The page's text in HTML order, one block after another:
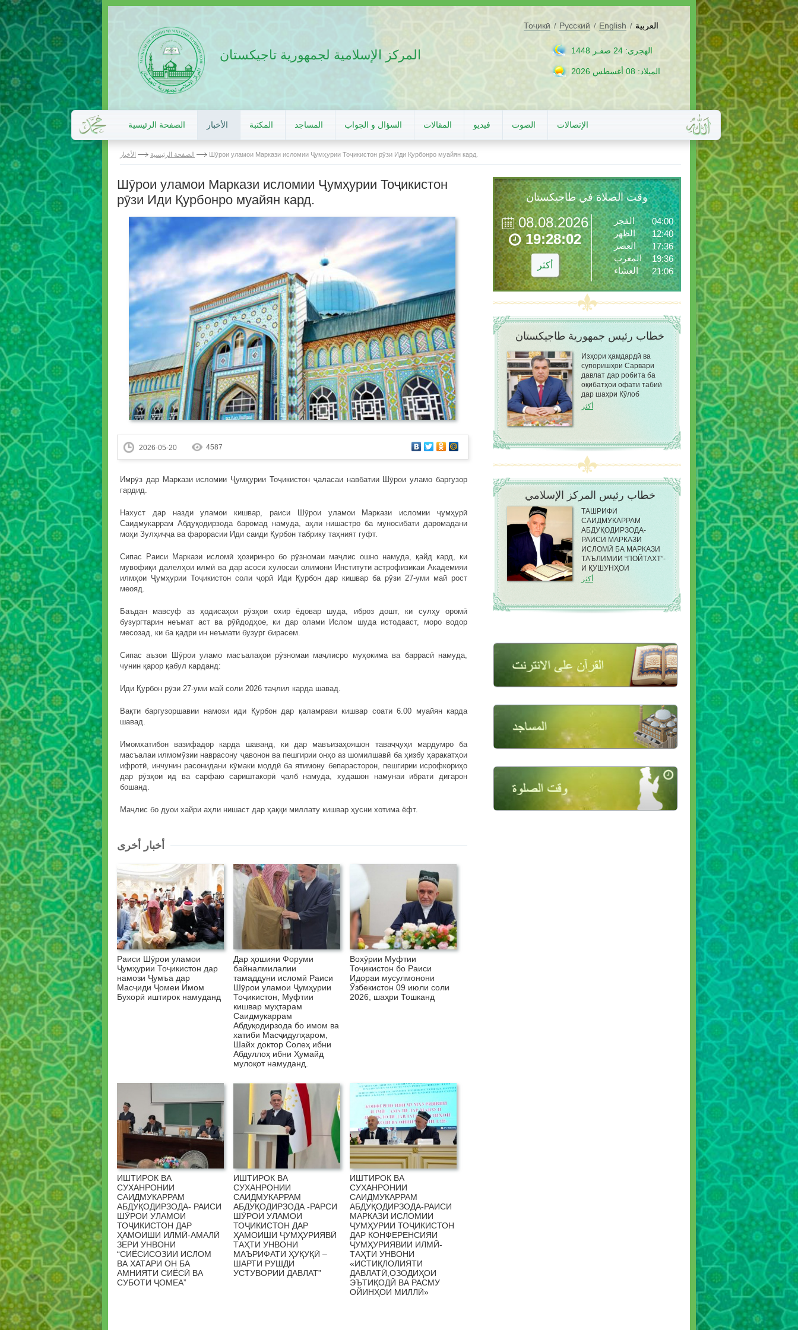
المركز الإسلامية لجمهورية تاجيكستان
Тоҷикӣ / Русский / English / العربية
الهجرى: 24 صفـر 1448
الميلاد: 08 أغسطس 2026
الصفحة الرئيسية الأخبار المكتبة المساجد السؤال و الجواب المقالات فيديو الصوت الإتصالات
الصفحة الرئيسية الأخبار Шӯрои уламои Маркази исломии Ҷумҳурии Тоҷикистон рӯзи Иди Қурбонро муайян кард.
Шӯрои уламои Маркази исломии Ҷумҳурии Тоҷикистон
рӯзи Иди Қурбонро муайян кард.
2026-05-20 4587
Имрӯз дар Маркази исломии Ҷумҳурии Тоҷикистон ҷаласаи навбатии Шӯрои уламо баргузор
гардид.
Нахуст дар назди уламои кишвар, раиси Шӯрои уламои Маркази исломии ҷумҳурӣ
Саидмукаррам Абдуқодирзода баромад намуда, аҳли нишастро ба муносибати даромадани
моҳи Зулҳиҷҷа ва фарорасии Иди саиди Қурбон табрику таҳният гуфт.
Сипас Раиси Маркази исломӣ ҳозиринро бо рӯзномаи маҷлис ошно намуда, қайд кард, ки
мувофиқи далелҳои илмӣ ва дар асоси хулосаи олимони Институти астрофизикаи Академияи
илмҳои Ҷумҳурии Тоҷикистон соли ҷорӣ Иди Қурбон дар кишвар ба рӯзи 27-уми май рост
меояд.
Баъдан мавсуф аз ҳодисаҳои рӯзҳои охир ёдовар шуда, иброз дошт, ки сулҳу оромӣ
бузургтарин неъмат аст ва рӯйдодҳое, ки дар олами Ислом шуда истодааст, моро водор
месозад, ки ба қадри ин неъмати бузург бирасем.
Сипас аъзои Шӯрои уламо масъалаҳои рӯзномаи маҷлисро муҳокима ва баррасӣ намуда,
чунин қарор қабул карданд:
Иди Қурбон рӯзи 27-уми май соли 2026 таҷлил карда шавад.
Вақти баргузоршавии намози иди Қурбон дар қаламрави кишвар соати 6.00 муайян карда
шавад.
Имомхатибон вазифадор карда шаванд, ки дар мавъизаҳояшон таваҷҷуҳи мардумро ба
масъалаи илмомӯзии наврасону ҷавонон ва пешгирии онҳо аз шомилшавӣ ба ҳизбу ҳаракатҳои
ифротӣ, инчунин расонидани кӯмаки моддӣ ба ятимону бепарасторон, пешгирии исрофкориҳо
дар рӯзҳои ид ва сарфаю сариштакорӣ ҷалб намуда, худашон намунаи ибрати дигарон
бошанд.
Маҷлис бо дуои хайри аҳли нишаст дар ҳаққи миллату кишвар ҳусни хотима ёфт.
أخبار أخرى
Раиси Шӯрои уламои
Ҷумҳурии Тоҷикистон дар
намози Ҷумъа дар
Масҷиди Ҷомеи Имом
Бухорӣ иштирок намуданд
Дар ҳошияи Форуми
байналмилалии
тамаддуни исломӣ Раиси
Шӯрои уламои Ҷумҳурии
Тоҷикистон, Муфтии
кишвар муҳтарам
Саидмукаррам
Абдуқодирзода бо имом ва
хатиби Масҷидулҳаром,
Шайх доктор Солеҳ ибни
Абдуллоҳ ибни Ҳумайд
мулоқот намуданд.
Вохӯрии Муфтии
Тоҷикистон бо Раиси
Идораи мусулмонони
Ӯзбекистон 09 июли соли
2026, шаҳри Тошканд
ИШТИРОК ВА
СУХАНРОНИИ
САИДМУКАРРАМ
АБДУҚОДИРЗОДА- РАИСИ
ШӮРОИ УЛАМОИ
ТОҶИКИСТОН ДАР
ҲАМОИШИ ИЛМӢ-АМАЛӢ
ЗЕРИ УНВОНИ
“СИЁСИСОЗИИ ИСЛОМ
ВА ХАТАРИ ОН БА
АМНИЯТИ СИЁСӢ ВА
СУБОТИ ҶОМЕА”
ИШТИРОК ВА
СУХАНРОНИИ
САИДМУКАРРАМ
АБДУҚОДИРЗОДА -РАРСИ
ШӮРОИ УЛАМОИ
ТОҶИКИСТОН ДАР
ҲАМОИШИ ҶУМҲУРИЯВӢ
ТАҲТИ УНВОНИ
МАЪРИФАТИ ҲУҚУҚӢ –
ШАРТИ РУШДИ
УСТУВОРИИ ДАВЛАТ”
ИШТИРОК ВА
СУХАНРОНИИ
САИДМУКАРРАМ
АБДУҚОДИРЗОДА-РАИСИ
МАРКАЗИ ИСЛОМИИ
ҶУМҲУРИИ ТОҶИКИСТОН
ДАР КОНФЕРЕНСИЯИ
ҶУМҲУРИЯВИИ ИЛМӢ-
ТАҲТИ УНВОНИ
«ИСТИҚЛОЛИЯТИ
ДАВЛАТӢ,ОЗОДИҲОИ
ЭЪТИҚОДӢ ВА РАСМУ
ОЙИНҲОИ МИЛЛӢ»
وقت الصلاة في طاجيكستان
08.08.2026
19:28:04
أكثر
الفجر
04:00
الظهر
12:40
العصر
17:36
المغرب
19:36
العشاء
21:06
خطاب رئيس جمهورية طاجيكستان
Изҳори ҳамдардӣ ва
супоришҳои Сарвари
давлат дар робита ба
оқибатҳои офати табиӣ
дар шаҳри Кӯлоб
أكثر
خطاب رئيس المركز الإسلامي
ТАШРИФИ
САИДМУКАРРАМ
АБДУҚОДИРЗОДА-
РАИСИ МАРКАЗИ
ИСЛОМӢ БА МАРКАЗИ
ТАЪЛИМИИ “ПОЙТАХТ”-
И ҚУШУНҲОИ
САРҲАДИИ КДАМ ДАР
أكثر